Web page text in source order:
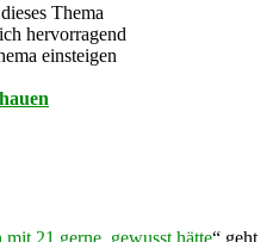
Thema
hervorragend
einsteigen
21 gerne gewusst hätte“ geht